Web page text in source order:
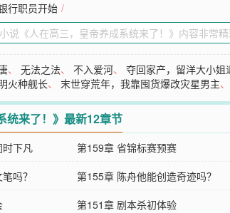
行职员开始 /
、无法之法、不入爱河、夺回家产，留洋大小姐
火种舰长、末世穿荒年，我靠囤货爆改灾星男主
统来了！》最新12章节
下凡 第159章 省锦标赛预赛
吗？
第155章 陈舟他能创造奇迹吗？
第151章 剧本杀初体验